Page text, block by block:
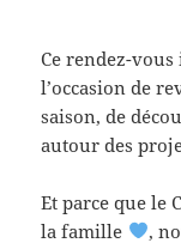
Ce rendez-
l’occasion de
saison, de
autour des
Et parce que le
la famille
,